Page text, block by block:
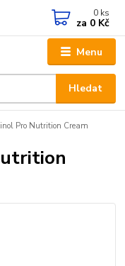
Menu
Hledat
0 ks
za 0 Kč
Pro Nutrition Cream